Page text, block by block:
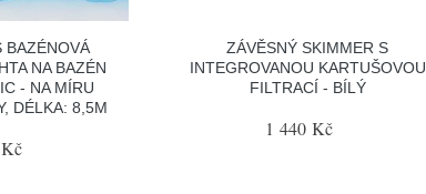
BAZÉNOVÁ
NA BAZÉN
- NA MÍRU
DÉLKA: 8,5M
ZÁVĚSNÝ SKIMMER S
INTEGROVANOU KARTUŠOVOU
FILTRACÍ - BÍLÝ
1 440 Kč